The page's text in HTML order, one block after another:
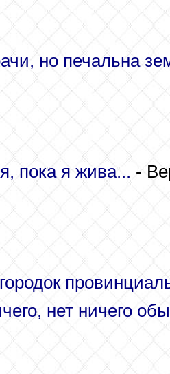
но печальна
пока я жива... -
нет ничего